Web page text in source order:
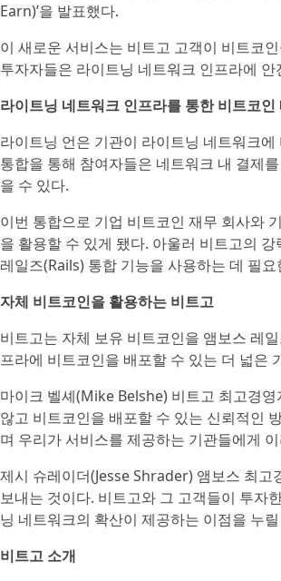
Earn)’을 발표했다.
이 새로운 서비스는 비트고 고객이 비트코
투자자들은 라이트닝 네트워크 인프라에
라이트닝 네트워크 인프라를 통한 비트코인
라이트닝 언은 기관이 라이트닝 네트워크
통합을 통해 참여자들은 네트워크 내 결제
을 수 있다.
이번 통합으로 기업 비트코인 재무 회사와
을 활용할 수 있게 됐다. 아울러 비트고의
레일즈(Rails) 통합 기능을 사용하는 데 필
자체 비트코인을 활용하는 비트고
비트고는 자체 보유 비트코인을 앰보스 레
프라에 비트코인을 배포할 수 있는 더 넓은
마이크 벨셰(Mike Belshe) 비트고 최고경
않고 비트코인을 배포할 수 있는 신뢰적인
며 우리가 서비스를 제공하는 기관들에게
제시 슈레이더(Jesse Shrader) 앰보스 최
보내는 것이다. 비트고와 그 고객들이 투자
닝 네트워크의 확산이 제공하는 이점을 누
비트고 소개